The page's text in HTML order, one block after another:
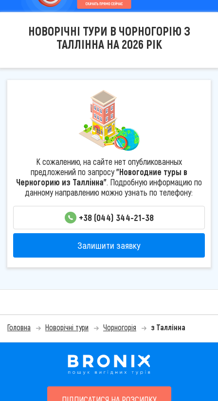
НОВОРІЧНІ ТУРИ В ЧОРНОГОРІЮ З
ТАЛЛІННА НА 2026 РІК
К сожалению, на сайте нет опубликованных
предложений по запросу"Новогодние туры в
Черногорию из Таллінна". Подробную информацию по
данному направлению можно узнать по телефону:
+38 (044) 344-21-38
Залишити заявку
Головна Новорічні тури Чорногорія з Таллінна